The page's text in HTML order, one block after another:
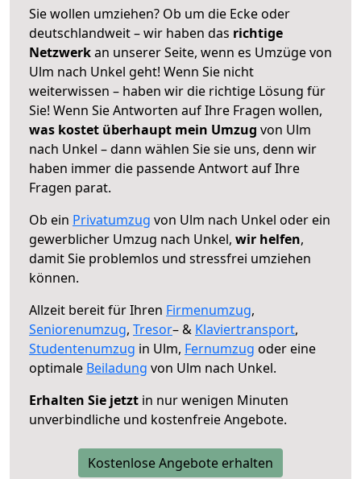
Sie wollen umziehen? Ob um die Ecke oder
deutschlandweit – wir haben das richtige
Netzwerkan unserer Seite, wenn es Umzüge von
Ulm nach Unkel geht! Wenn Sie nicht
weiterwissen – haben wir die richtige Lösung für
Sie! Wenn Sie Antworten auf Ihre Fragen wollen,
was kostet überhaupt mein Umzug von Ulm
nach Unkel – dann wählen Sie sie uns, denn wir
haben immer die passende Antwort auf Ihre
Fragen parat.
Ob ein Privatumzug von Ulm nach Unkel oder ein
gewerblicher Umzug nach Unkel, wir helfen,
damit Sie problemlos und stressfrei umziehen
können.
Allzeit bereit für Ihren Firmenumzug,
Seniorenumzug, Tresor– & Klaviertransport,
Studentenumzug in Ulm, Fernumzug oder eine
optimale Beiladung von Ulm nach Unkel.
Erhalten Sie jetzt in nur wenigen Minuten
unverbindliche und kostenfreie Angebote.
Kostenlose Angebote erhalten